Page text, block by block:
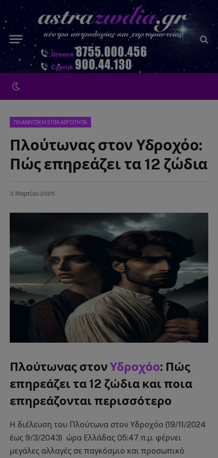
ΠΛΑΝΗΤΙΚΗ ΕΠΙΚΑΙΡΟΤΗΤΑ
Πλούτωνας στον Υδροχόο:
Πώς επηρεάζει τα 12 ζώδια
3 Μαρτίου 2025
Πλούτωνας στονΥδροχόο: Πώς
επηρεάζει τα 12 ζώδια και ποια
επηρεάζονται περισσότερο
Η διέλευση του Πλούτωνα στον Υδροχόο (19/11/2024
έως 9/3/2043) ώρα Ελλάδας 05:47 π.μ. φέρνει
μεγάλες αλλαγές σε παγκόσμιο και προσωπικό